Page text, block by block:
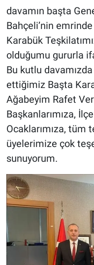
davamın başta
Bahçeli’nin
Karabük
olduğumu gururla
Bu kutlu
ettiğimiz Başta
Ağabeyim Rafet
Başkanlarımıza,
Ocaklarımıza,
üyelerimize çok
sunuyorum.